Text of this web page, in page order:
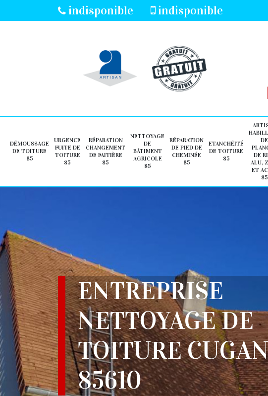
indisponible indisponible
DÉMOUSSAGE
DE TOITURE
85
URGENCE
FUITE DE
TOITURE
85
RÉPARATION
CHANGEMENT
DE FAITIÈRE
85
NETTOYAGE
DE
BÂTIMENT
AGRICOLE
85
RÉPARATION
DE PIED DE
CHEMINÉE
85
ETANCHÉITÉ
DE TOITURE
85
DE
DE
ALU,
ET
85
ENTREPRISE
NETTOYAGE DE
TOITURE
85610